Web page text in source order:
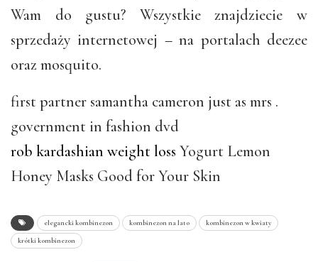
Wam do gustu? Wszystkie znajdziecie w
sprzedaży internetowej – na portalach deezee
oraz mosquito.
first partner samantha cameron just as mrs .
government in fashion dvd
rob kardashian weight loss Yogurt Lemon
Honey Masks Good for Your Skin
elegancki kombinezon kombinezon na lato kombinezon w kwiaty
krótki kombinezon